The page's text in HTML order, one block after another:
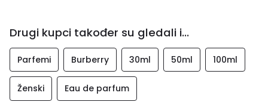
Drugi kupci također su gledali i...
Parfemi Burberry 30ml 50ml 100ml
Ženski Eau de parfum